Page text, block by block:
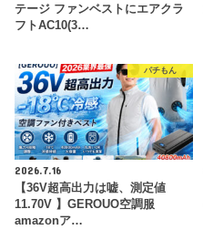
テージ ファンベストにエアクラ
フトAC10(3…
パチもん
2026.7.16
【36V超高出力は嘘、測定値
11.70V 】GEROUO空調服
amazonア…